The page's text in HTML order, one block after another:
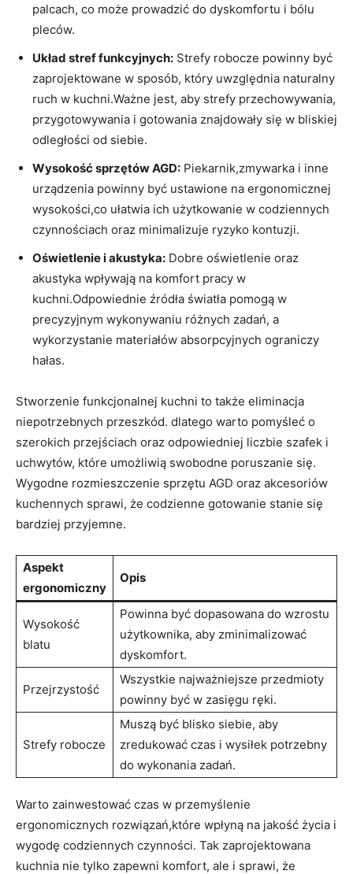
palcach, co może prowadzić‍ do dyskomfortu i bólu
pleców.
Układ stref funkcyjnych: Strefy robocze powinny być
zaprojektowane w sposób, który uwzględnia naturalny
ruch w kuchni.Ważne ‍jest, aby strefy ⁢przechowywania,
przygotowywania⁤ i gotowania znajdowały się w bliskiej
odległości od siebie.
Wysokość ​sprzętów AGD: Piekarnik,zmywarka i ‍inne
urządzenia powinny być ustawione na ergonomicznej​
wysokości,co ułatwia ich⁢ użytkowanie w codziennych
czynnościach oraz minimalizuje ryzyko kontuzji.
Oświetlenie i akustyka: ​Dobre oświetlenie oraz
akustyka wpływają na komfort pracy w
⁤kuchni.Odpowiednie źródła światła pomogą w
precyzyjnym wykonywaniu różnych‍ zadań, a
wykorzystanie materiałów absorpcyjnych ograniczy
hałas.
Stworzenie funkcjonalnej kuchni to także eliminacja
niepotrzebnych przeszkód. dlatego warto pomyśleć o
szerokich przejściach ‌oraz ‍odpowiedniej liczbie szafek‍ i
uchwytów, które umożliwią swobodne poruszanie się.
Wygodne rozmieszczenie sprzętu AGD oraz akcesoriów
kuchennych sprawi, że codzienne gotowanie stanie się
bardziej przyjemne.
Aspekt
ergonomiczny
Opis
Wysokość
blatu
Powinna być dopasowana ⁣do wzrostu
użytkownika, aby zminimalizować
dyskomfort.
Przejrzystość
Wszystkie najważniejsze przedmioty​
powinny być w zasięgu ręki.
Strefy robocze
Muszą⁤ być blisko siebie, aby
zredukować czas i wysiłek⁢ potrzebny
do wykonania zadań.
Warto zainwestować czas w przemyślenie
ergonomicznych rozwiązań,które wpłyną na jakość życia i
⁣wygodę codziennych czynności. Tak zaprojektowana
kuchnia ⁤nie ⁤tylko zapewni komfort, ale i ⁤sprawi, że